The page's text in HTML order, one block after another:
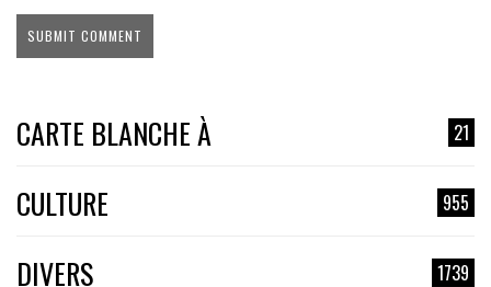
CARTE BLANCHE À 21
CULTURE 955
DIVERS 1739